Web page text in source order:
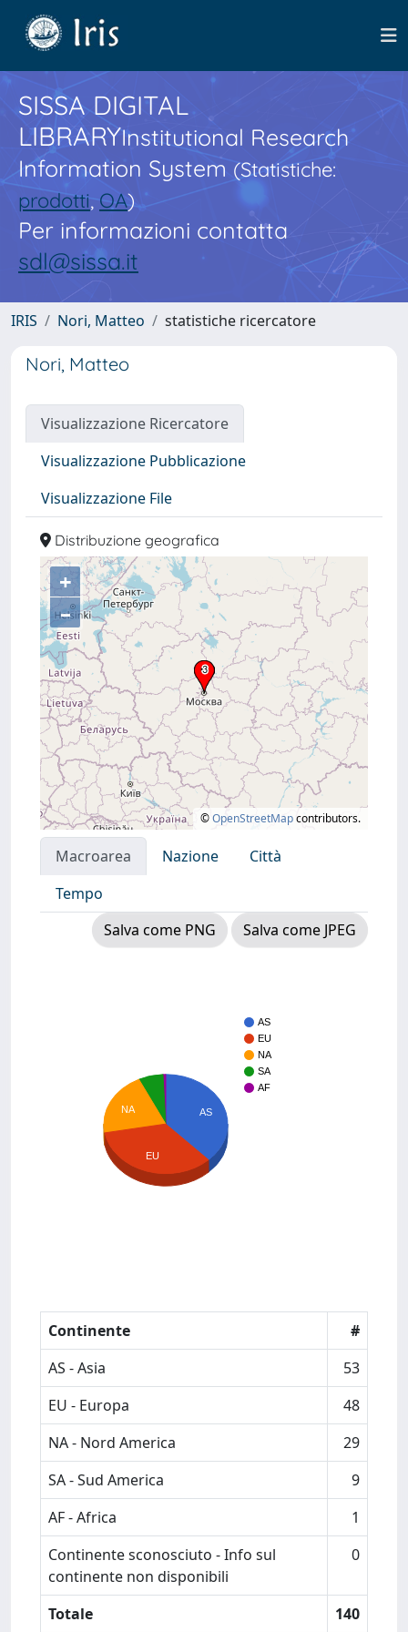
SISSA DIGITAL
LIBRARYInstitutional Research
Information System(Statistiche:
prodotti,OA)
Per informazioni contatta
sdl@sissa.it
IRIS Nori, Matteo statistiche ricercatore
Nori, Matteo
Visualizzazione Ricercatore
Visualizzazione Pubblicazione
Visualizzazione File
Distribuzione geografica
+
–
©OpenStreetMapcontributors.
Macroarea Nazione
Città
Tempo
Salva come PNG
Salva come JPEG
AS
EU
NA
SA
AF
AS
NA
EU
Continente
#
AS - Asia
53
EU - Europa
48
NA - Nord America
29
SA - Sud America
9
AF - Africa
1
Continente sconosciuto - Info sul
continente non disponibili
0
Totale 140